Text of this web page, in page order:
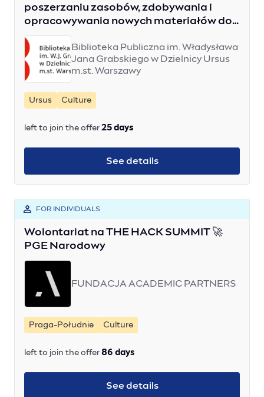
poszerzaniu zasobów, zdobywania i
opracowywania nowych materiałów do
Społecznego Archiwum Cyfrowego
Ursuviana.Biblioteka Publiczna im. Władysława
Jana Grabskiego w Dzielnicy Ursus
m.st. Warszawy
Ursus Culture
left to join the offer 25 days
See details
FOR INDIVIDUALS
Wolontariat na THE HACK SUMMIT 🚀
PGE Narodowy
FUNDACJA ACADEMIC PARTNERS
Praga-Południe Culture
left to join the offer 86 days
See details